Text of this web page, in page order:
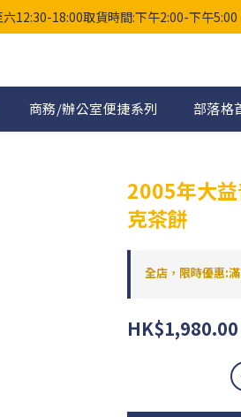
12:30-18:00取貨時間:下午2:00-下午5:00
商務/辦公室便捷系列 部落格
2005年大
克茶餅
全店，限時優惠:
HK$1,980.00